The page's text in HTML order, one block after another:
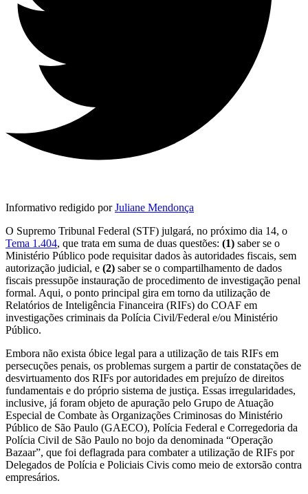
Informativo redigido porJuliane Mendonça
O Supremo Tribunal Federal (STF) julgará, no próximo dia 14, o
Tema 1.404, que trata em suma de duas questões: (1) saber se o
Ministério Público pode requisitar dados às autoridades fiscais, sem
autorização judicial, e (2) saber se o compartilhamento de dados
fiscais pressupõe instauração de procedimento de investigação penal
formal. Aqui, o ponto principal gira em torno da utilização de
Relatórios de Inteligência Financeira (RIFs) do COAF em
investigações criminais da Polícia Civil/Federal e/ou Ministério
Público.
Embora não exista óbice legal para a utilização de tais RIFs em
persecuções penais, os problemas surgem a partir de constatações de
desvirtuamento dos RIFs por autoridades em prejuízo de direitos
fundamentais e do próprio sistema de justiça. Essas irregularidades,
inclusive, já foram objeto de apuração pelo Grupo de Atuação
Especial de Combate às Organizações Criminosas do Ministério
Público de São Paulo (GAECO), Polícia Federal e Corregedoria da
Polícia Civil de São Paulo no bojo da denominada “Operação
Bazaar”, que foi deflagrada para combater a utilização de RIFs por
Delegados de Polícia e Policiais Civis como meio de extorsão contra
empresários.